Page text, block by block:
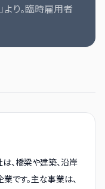
り。臨時雇用者
、橋梁や建築、沿岸
です。主な事業は、